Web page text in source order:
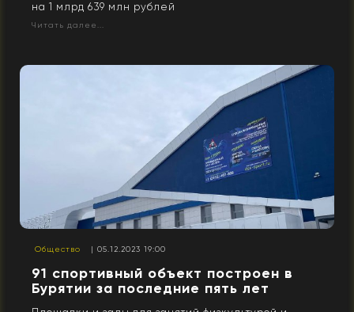
на 1 млрд 639 млн рублей
Читать далее...
Общество | 05.12.2023 19:00
91 спортивный объект построен в
Бурятии за последние пять лет